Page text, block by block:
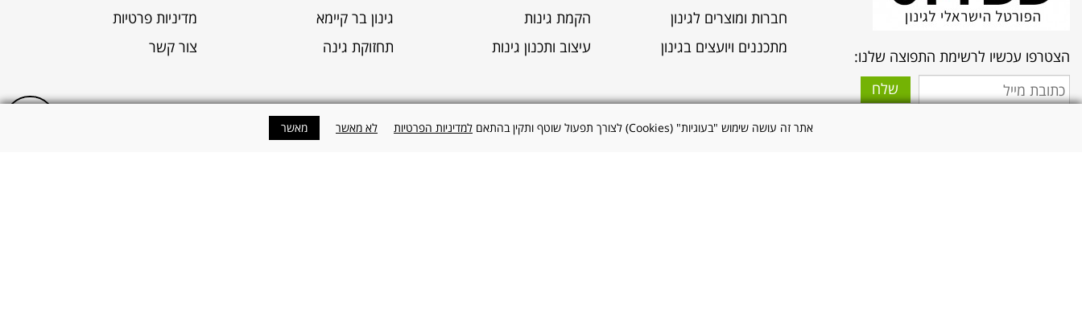
הצטרפו עכשיו לרשימת התפוצה שלנו:
שלח
חברות ומוצרים לגינון
מתכננים ויועצים בגינון
הקמת גינות
עיצוב ותכנון גינות
גינון בר קיימא
תחזוקת גינה
מדיניות פרטיות
צור קשר
אתר זה עושה שימוש "בעוגיות" (Cookies) לצורך תפעול שוטף ותקין בהתאם למדיניות הפרטיות לא מאשר מאשר